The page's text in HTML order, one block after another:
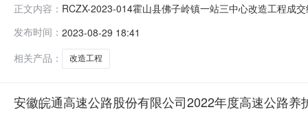
正文内容： RCZX-2023-014霍山县佛子岭镇一站三中心改造工程成
项目名称：霍山县佛子岭镇一站三中心改造工程施工范
234101287067
发布时间： 2023-08-29 18:41
相关产品：
改造工程
安徽皖通高速公路股份有限公司2022年度高速公路